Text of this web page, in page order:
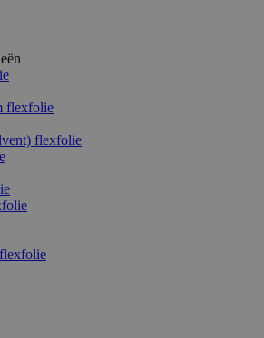
flexfolie
flexfolie